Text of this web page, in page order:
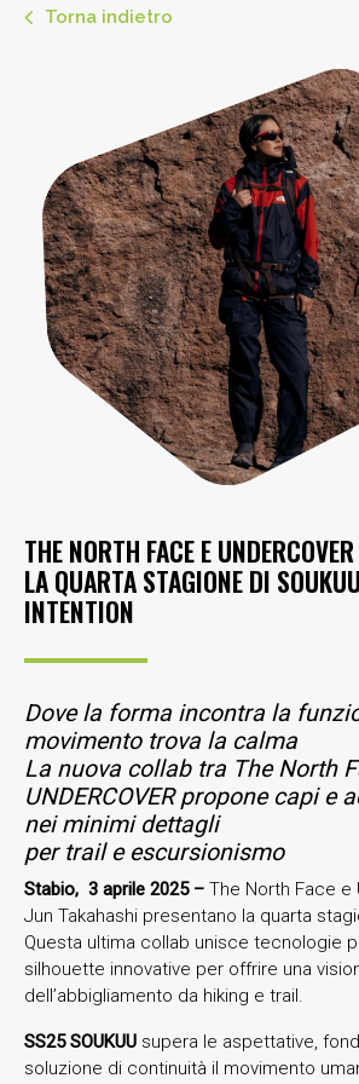
Torna indietro
THE NORTH FACE E
LA QUARTA STAGIONE DI
INTENTION
Dove la forma incontra la
movimento trova la calma
La nuova collab tra The North
UNDERCOVER propone capi e
nei minimi dettagli
per trail e escursionismo
Stabio, 3 aprile 2025 – The North Face e
Jun Takahashi presentano la quarta
Questa ultima collab unisce tecnologie
silhouette innovative per offrire una
dell’abbigliamento da hiking e trail.
SS25 SOUKUU supera le aspettative,
soluzione di continuità il movimento